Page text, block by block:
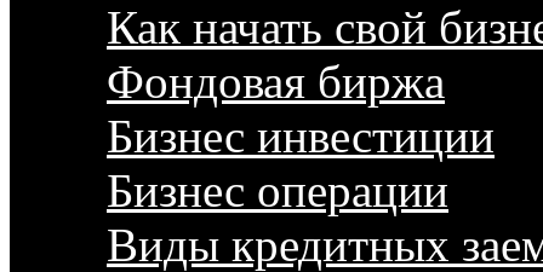
Как начать свой
Фондовая биржа
Бизнес инвестиции
Бизнес операции
Виды кредитных